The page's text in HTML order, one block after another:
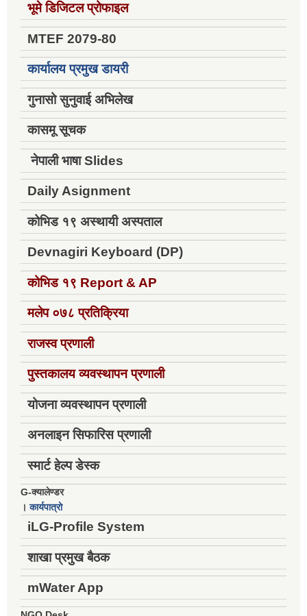
भूमे डिजिटल प्रोफाइल
MTEF 2079-80
कार्यालय प्रमुख डायरी
गुनासो सुनुवाई अभिलेख
कासमू सूचक
नेपाली भाषा Slides
Daily Asignment
कोभिड १९ अस्थायी अस्पताल
Devnagiri Keyboard (DP)
कोभिड १९ Report & AP
मलेप ०७८ प्रतिक्रिया
राजस्व प्रणाली
पुस्तकालय व्यवस्थापन प्रणाली
योजना व्यवस्थापन प्रणाली
अनलाइन सिफारिस प्रणाली
स्मार्ट हेल्प डेस्क
G-क्यालेण्डर
।कार्यपात्रो
iLG-Profile System
शाखा प्रमुख बैठक
mWater App